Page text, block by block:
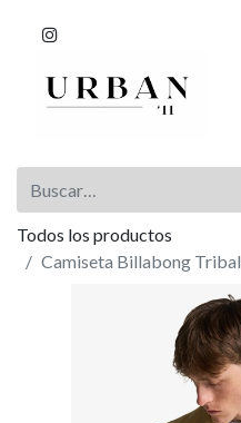
Todos los productos
Camiseta Billabong